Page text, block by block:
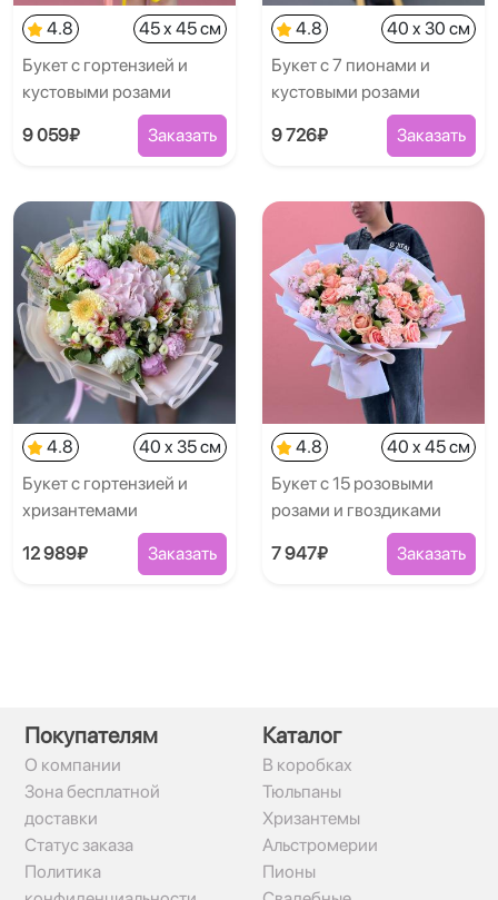
4.8
45 x 45 см
Букет с гортензией и
кустовыми розами
9 059₽ Заказать
4.8
40 x 30 см
Букет с 7 пионами и
кустовыми розами
9 726₽ Заказать
4.8
40 x 35 см
Букет с гортензией и
хризантемами
12 989₽ Заказать
4.8
40 x 45 см
Букет с 15 розовыми
розами и гвоздиками
7 947₽ Заказать
Покупателям
О компании
Зона бесплатной
доставки
Статус заказа
Политика
Каталог
В коробках
Тюльпаны
Хризантемы
Альстромерии
Пионы